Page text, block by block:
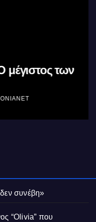
μέγιστος των
συνέβη»
“Olivia” που